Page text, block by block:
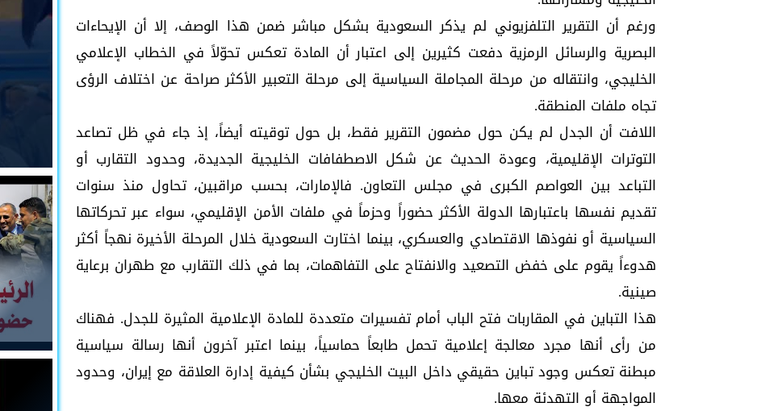
ورغم أن التقرير التلفزيوني لم يذكر السعودية بشكل مباشر ضمن هذا الوصف، إلا أن الإيحاءات
البصرية والرسائل الرمزية دفعت كثيرين إلى اعتبار أن المادة تعكس تحوّلاً في الخطاب الإعلامي
الخليجي، وانتقاله من مرحلة المجاملة السياسية إلى مرحلة التعبير الأكثر صراحة عن اختلاف الرؤى
تجاه ملفات المنطقة.
اللافت أن الجدل لم يكن حول مضمون التقرير فقط، بل حول توقيته أيضاً، إذ جاء في ظل تصاعد
التوترات الإقليمية، وعودة الحديث عن شكل الاصطفافات الخليجية الجديدة، وحدود التقارب أو
التباعد بين العواصم الكبرى في مجلس التعاون. فالإمارات، بحسب مراقبين، تحاول منذ سنوات
تقديم نفسها باعتبارها الدولة الأكثر حضوراً وحزماً في ملفات الأمن الإقليمي، سواء عبر تحركاتها
السياسية أو نفوذها الاقتصادي والعسكري، بينما اختارت السعودية خلال المرحلة الأخيرة نهجاً أكثر
هدوءاً يقوم على خفض التصعيد والانفتاح على التفاهمات، بما في ذلك التقارب مع طهران برعاية
صينية.
هذا التباين في المقاربات فتح الباب أمام تفسيرات متعددة للمادة الإعلامية المثيرة للجدل. فهناك
من رأى أنها مجرد معالجة إعلامية تحمل طابعاً حماسياً، بينما اعتبر آخرون أنها رسالة سياسية
مبطنة تعكس وجود تباين حقيقي داخل البيت الخليجي بشأن كيفية إدارة العلاقة مع إيران، وحدود
المواجهة أو التهدئة معها.